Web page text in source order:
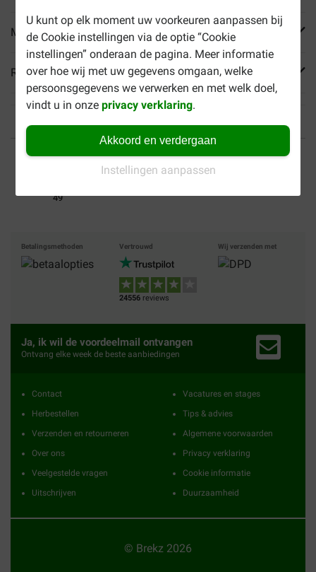
U kunt op elk moment uw voorkeuren aanpassen bij
de Cookie instellingen via de optie “Cookie
instellingen” onderaan de pagina. Meer informatie
over hoe wij met uw gegevens omgaan, welke
persoonsgegevens we verwerken en met welk doel,
vindt u in onzeprivacy verklaring.
Akkoord en verdergaan
Instellingen aanpassen
Meer informatie
Reviews
Tot 40% goedkoper Veilig betalen
49
Betalingsmethoden Vertrouwd
24556 reviews
Wij verzenden met
Ja, ik wil de voordeelmail ontvangen
Ontvang elke week de beste aanbiedingen
Contact
Herbestellen
Verzenden en retourneren
Over ons
Veelgestelde vragen
Uitschrijven
Vacatures en stages
Tips & advies
Algemene voorwaarden
Privacy verklaring
Cookie informatie
Duurzaamheid
© Brekz 2026